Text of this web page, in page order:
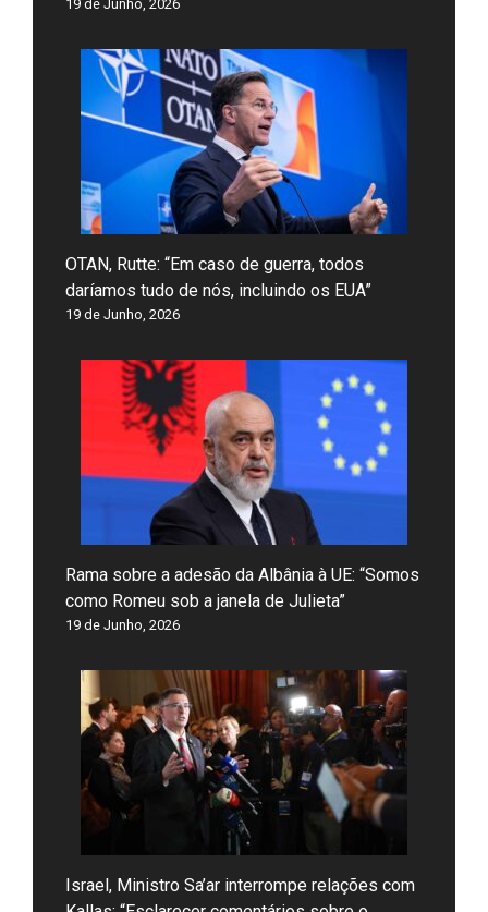
19 de Junho, 2026
OTAN, Rutte: “Em caso de guerra, todos
daríamos tudo de nós, incluindo os EUA”
19 de Junho, 2026
Rama sobre a adesão da Albânia à UE: “Somos
como Romeu sob a janela de Julieta”
19 de Junho, 2026
Israel, Ministro Sa’ar interrompe relações com